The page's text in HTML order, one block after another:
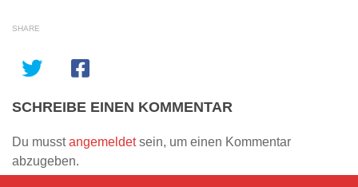
SHARE
SCHREIBE EINEN KOMMENTAR
Du musstangemeldetsein, um einen Kommentar
abzugeben.